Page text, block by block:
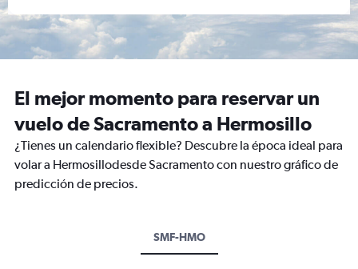
El mejor momento para reservar un
vuelo de Sacramento a Hermosillo
¿Tienes un calendario flexible? Descubre la época ideal para
volar a Hermosillodesde Sacramento con nuestro gráfico de
predicción de precios.
SMF-HMO